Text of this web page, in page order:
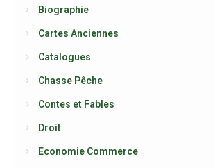
Biographie
Cartes Anciennes
Catalogues
Chasse Pêche
Contes et Fables
Droit
Economie Commerce